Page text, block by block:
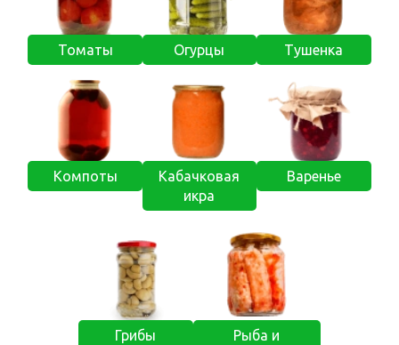
Томаты Огурцы Тушенка
Компоты
Кабачковая
икра
Варенье
Грибы
Рыба и